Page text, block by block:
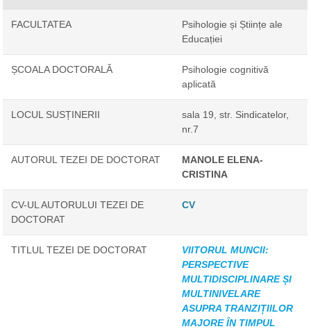
FACULTATEA
Psihologie și Științe ale
Educației
ȘCOALA DOCTORALĂ
Psihologie cognitivă
aplicată
LOCUL SUSȚINERII
sala 19, str. Sindicatelor,
nr.7
AUTORUL TEZEI DE DOCTORAT
MANOLE ELENA-
CRISTINA
CV-UL AUTORULUI TEZEI DE
DOCTORAT
CV
TITLUL TEZEI DE DOCTORAT
VIITORUL MUNCII:
PERSPECTIVE
MULTIDISCIPLINARE ȘI
MULTINIVELARE
ASUPRA TRANZIȚIILOR
MAJORE ÎN TIMPUL